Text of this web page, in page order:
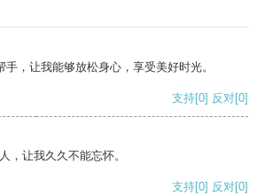
，让我能够放松身心，享受美好时光。
支持[0] 反对[0]
，让我久久不能忘怀。
支持[0] 反对[0]